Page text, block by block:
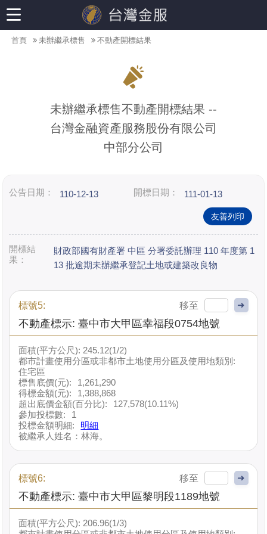
首頁 未辦繼承標售 不動產開標結果
未辦繼承標售不動產開標結果 --
台灣金融資產服務股份有限公司
中部分公司
公告日期： 110-12-13 開標日期： 111-01-13
友善列印
開標結
果：
財政部國有財產署 中區 分署委託辦理 110 年度第 1
13 批逾期未辦繼承登記土地或建築改良物
標號5:
不動產標示: 臺中市大甲區幸福段0754地號
➜
面積(平方公尺): 245.12(1/2)
都市計畫使用分區或非都市土地使用分區及使用地類別:
住宅區
標售底價(元):
1,261,290
得標金額(元):
1,388,868
超出底價金額(百分比):
127,578(10.11%)
參加投標數:
1
投標金額明細:
明細
被繼承人姓名：林海。
標號6:
不動產標示: 臺中市大甲區黎明段1189地號
➜
面積(平方公尺): 206.96(1/3)